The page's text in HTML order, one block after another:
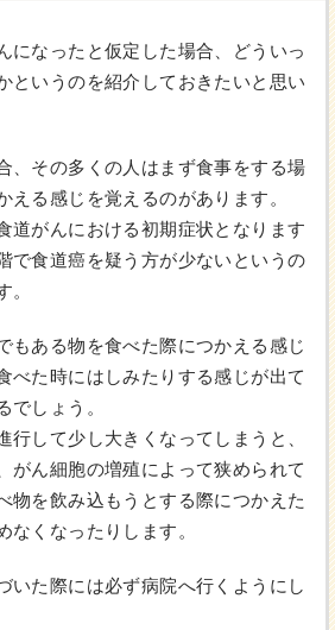
になったと仮定した場合、どういっ
というのを紹介しておきたいと思い
、その多くの人はまず食事をする場
える感じを覚えるのがあります。
道がんにおける初期症状となります
で食道癌を疑う方が少ないというの
。
もある物を食べた際につかえる感じ
べた時にはしみたりする感じが出て
でしょう。
行して少し大きくなってしまうと、
がん細胞の増殖によって狭められて
物を飲み込もうとする際につかえた
なくなったりします。
いた際には必ず病院へ行くようにし